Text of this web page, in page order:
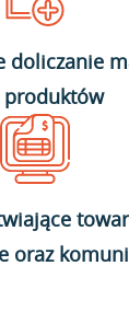
doliczanie
produktów
oraz